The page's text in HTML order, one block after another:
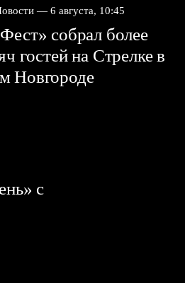
— 6 августа, 10:45
собрал более
гостей на Стрелке в
Новгороде
с